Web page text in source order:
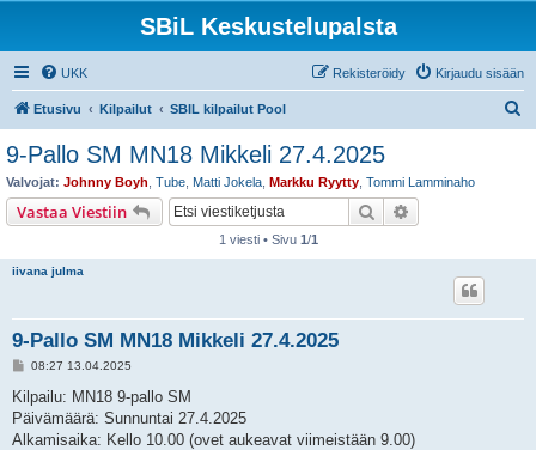
SBiL Keskustelupalsta
UKK Kirjaudu sisään
Rekisteröidy
Etusivu Kilpailut SBIL kilpailut Pool
9-Pallo SM MN18 Mikkeli 27.4.2025
Valvojat: Johnny Boyh Tube Matti Jokela Markku Ryytty Tommi Lamminaho
Vastaa Viestiin Etsi
1 viesti • Sivu 1/1
iivana julma
9-Pallo SM MN18 Mikkeli 27.4.2025
V
e
s
t
i
08:27 13.04.2025
Kilpailu: MN18 9-pallo SM
Päivämäärä: Sunnuntai 27.4.2025
Alkamisaika: Kello 10.00 (ovet aukeavat viimeistään 9.00)